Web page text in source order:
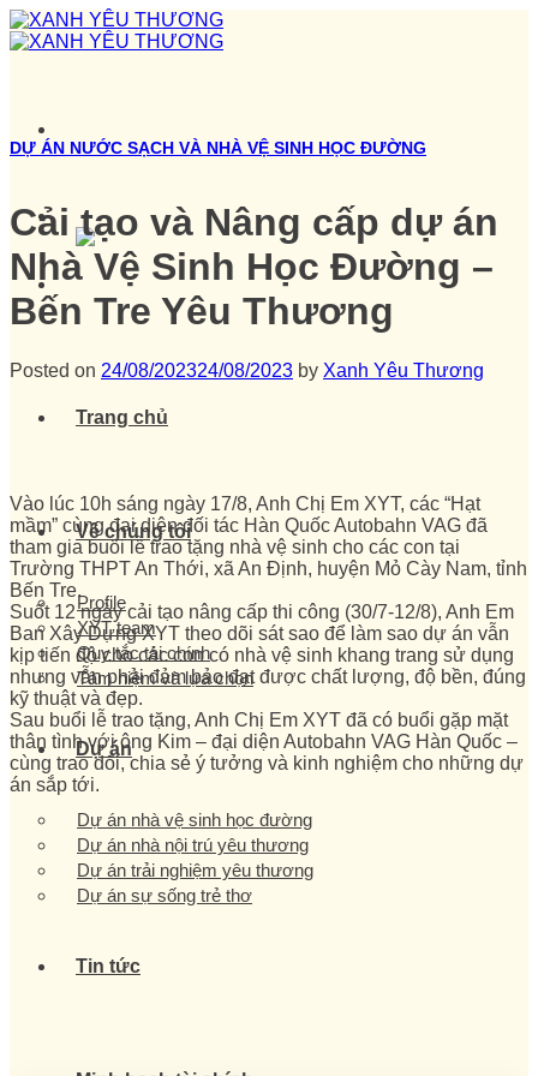
Skip
to
Trang chủ
Về chúng tôi
Profile
XYT team
Quy tắc tài chính
Tâm niệm và lựa chọn
Dự án
Dự án nhà vệ sinh học đường
Dự án nhà nội trú yêu thương
Dự án trải nghiệm yêu thương
Dự án sự sống trẻ thơ
Tin tức
DỰ ÁN NƯỚC SẠCH VÀ NHÀ VỆ SINH HỌC ĐƯỜNG
Cải tạo và Nâng cấp dự án
Nhà Vệ Sinh Học Đường –
Bến Tre Yêu Thương
Posted on 24/08/202324/08/2023 by Xanh Yêu Thương
Vào lúc 10h sáng ngày 17/8, Anh Chị Em XYT, các “Hạt
mầm” cùng đại diện đối tác Hàn Quốc Autobahn VAG đã
tham gia buổi lễ trao tặng nhà vệ sinh cho các con tại
Trường THPT An Thới, xã An Định, huyện Mỏ Cày Nam, tỉnh
Bến Tre.
Suốt 12 ngày cải tạo nâng cấp thi công (30/7-12/8), Anh Em
Ban Xây Dựng XYT theo dõi sát sao để làm sao dự án vẫn
kịp tiến độ cho các con có nhà vệ sinh khang trang sử dụng
nhưng vẫn phải đảm bảo đạt được chất lượng, độ bền, đúng
kỹ thuật và đẹp.
Sau buổi lễ trao tặng, Anh Chị Em XYT đã có buổi gặp mặt
thân tình với ông Kim – đại diện Autobahn VAG Hàn Quốc –
cùng trao đổi, chia sẻ ý tưởng và kinh nghiệm cho những dự
án sắp tới.